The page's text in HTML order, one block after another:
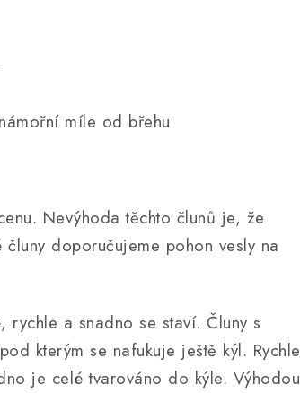
míle od břehu
Nevýhoda těchto člunů je, že
doporučujeme pohon vesly na
a snadno se staví. Čluny s
kterým se nafukuje ještě kýl. Rychle
je celé tvarováno do kýle. Výhodou